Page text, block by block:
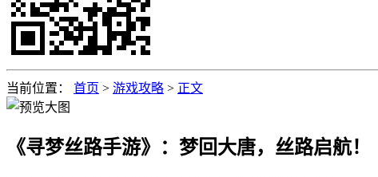
当前位置： 首页 > 游戏攻略 > 正文
《寻梦丝路手游》：梦回大唐，丝路启航！